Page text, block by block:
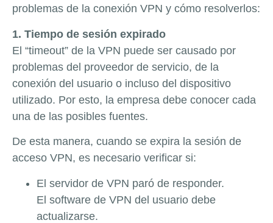
problemas de la conexión VPN y cómo resolverlos:
1. Tiempo de sesión expirado
El “timeout” de la VPN puede ser causado por
problemas del proveedor de servicio, de la
conexión del usuario o incluso del dispositivo
utilizado. Por esto, la empresa debe conocer cada
una de las posibles fuentes.
De esta manera, cuando se expira la sesión de
acceso VPN, es necesario verificar si:
El servidor de VPN paró de responder.
El software de VPN del usuario debe
actualizarse.